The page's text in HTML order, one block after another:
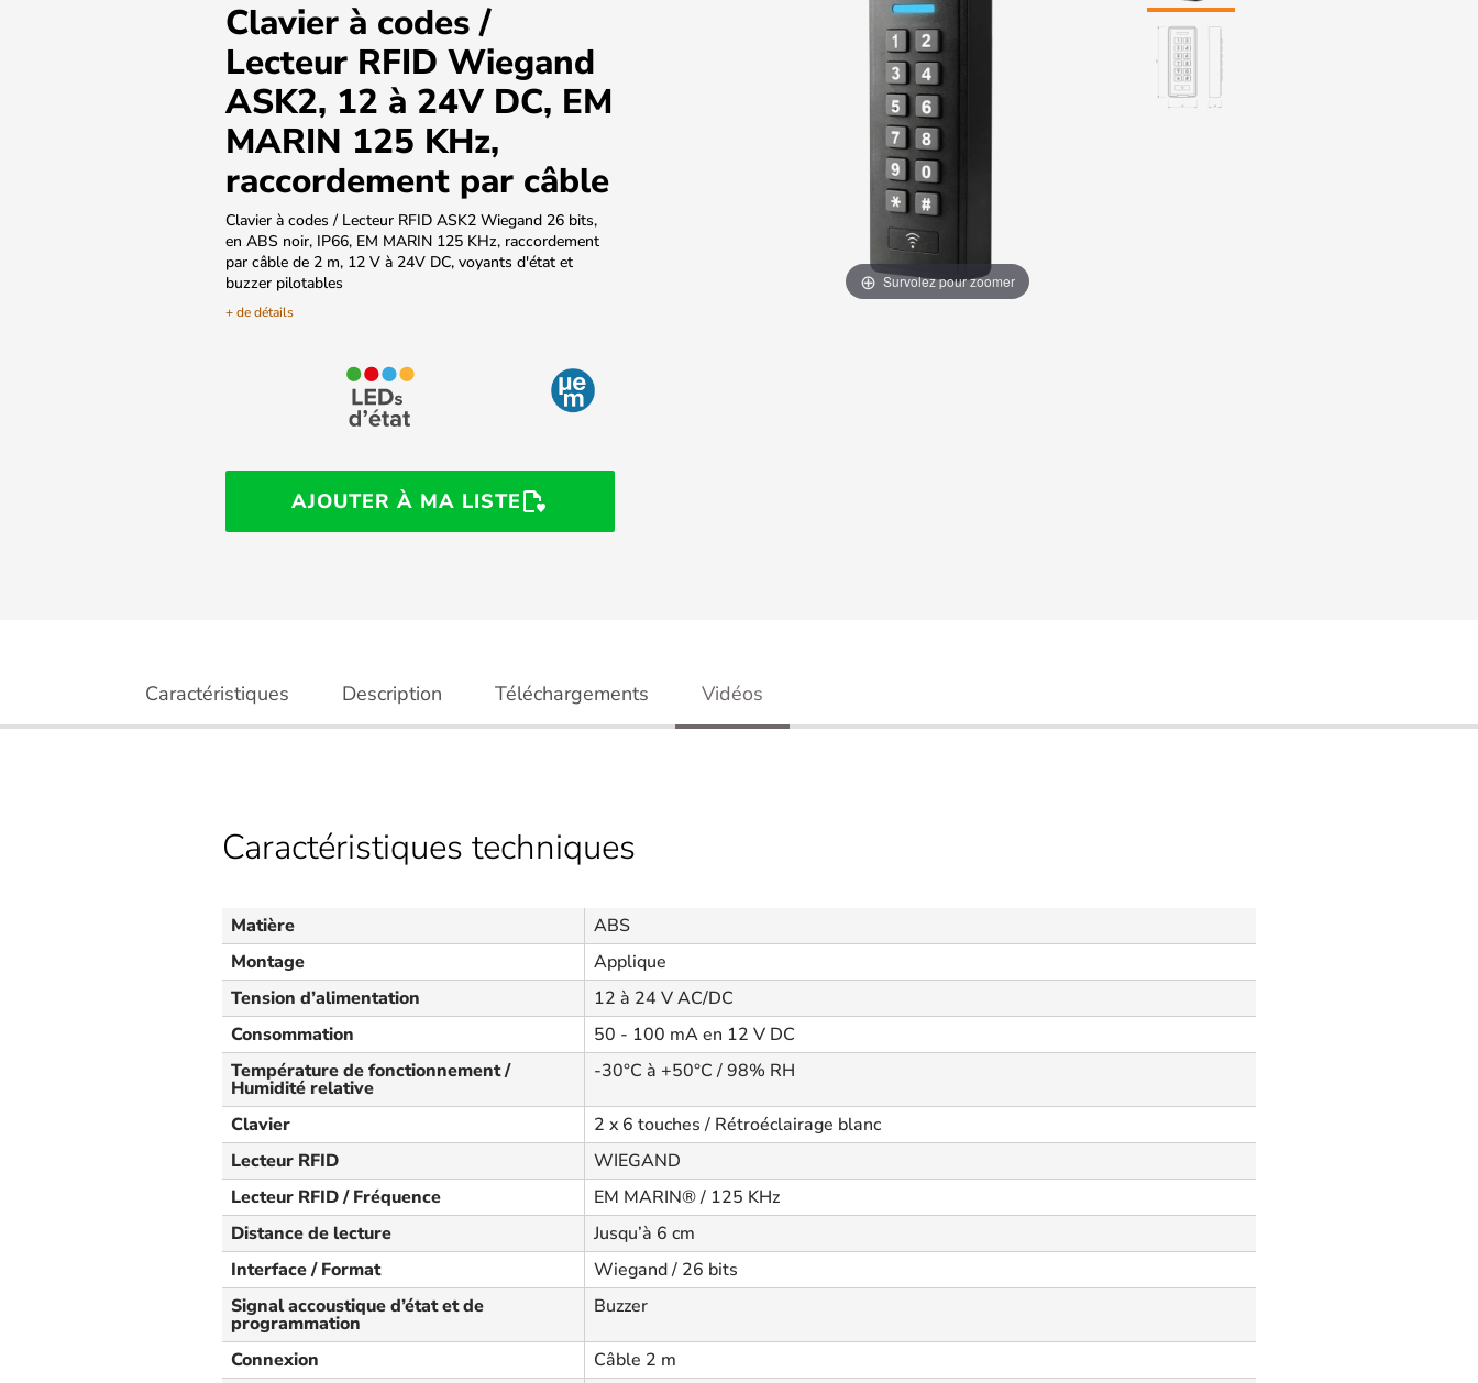
Clavier à codes /
Lecteur RFID Wiegand
ASK2, 12 à 24V DC, EM
MARIN 125 KHz,
raccordement par câble
Clavier à codes / Lecteur RFID ASK2 Wiegand 26 bits,
en ABS noir, IP66, EM MARIN 125 KHz, raccordement
par câble de 2 m, 12 V à 24V DC, voyants d'état et
buzzer pilotables
+ de détails
AJOUTER À MA LISTE
Survolez pour zoomer
Caractéristiques Description Téléchargements Vidéos
Caractéristiques techniques
Matière
ABS
Montage
Applique
Tension d’alimentation
12 à 24 V AC/DC
Consommation
50 - 100 mA en 12 V DC
Température de fonctionnement /
Humidité relative
-30°C à +50°C / 98% RH
Clavier
2 x 6 touches / Rétroéclairage blanc
Lecteur RFID
WIEGAND
Lecteur RFID / Fréquence
EM MARIN® / 125 KHz
Distance de lecture
Jusqu’à 6 cm
Interface / Format
Wiegand / 26 bits
Signal accoustique d’état et de
programmation
Buzzer
Connexion
Câble 2 m